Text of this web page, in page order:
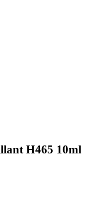
H465 10ml